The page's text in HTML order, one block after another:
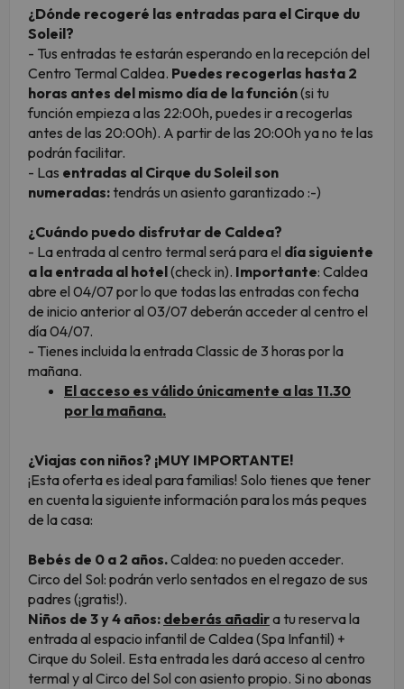
¿Dónde recogeré las entradas para el Cirque du
Soleil?
- Tus entradas te estarán esperando en la recepción del
Centro Termal Caldea. Puedes recogerlas hasta 2
horas antes del mismo día de la función(si tu
función empieza a las 22:00h, puedes ir a recogerlas
antes de las 20:00h). A partir de las 20:00h ya no te las
podrán facilitar.
- Las entradas al Cirque du Soleil son
numeradas: tendrás un asiento garantizado :-)
¿Cuándo puedo disfrutar de Caldea?
- La entrada al centro termal será para el día siguiente
a la entrada al hotel(check in). Importante: Caldea
abre el 04/07 por lo que todas las entradas con fecha
de inicio anterior al 03/07 deberán acceder al centro el
día 04/07.
- Tienes incluida la entrada Classic de 3 horas por la
mañana.
El acceso es válido únicamente a las 11.30
por la mañana.
¿Viajas con niños? ¡MUY IMPORTANTE!
¡Esta oferta es ideal para familias! Solo tienes que tener
en cuenta la siguiente información para los más peques
de la casa:
Bebés de 0 a 2 años.Caldea: no pueden acceder.
Circo del Sol: podrán verlo sentados en el regazo de sus
padres (¡gratis!).
Niños de 3 y 4 años: deberás añadira tu reserva la
entrada al espacio infantil de Caldea (Spa Infantil) +
Cirque du Soleil. Esta entrada les dará acceso al centro
termal y al Circo del Sol con asiento propio. Si no abonas